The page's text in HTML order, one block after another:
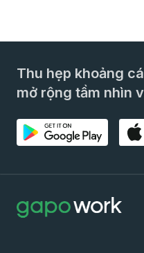
Thu hẹp khoảng
mở rộng tầm nhìn